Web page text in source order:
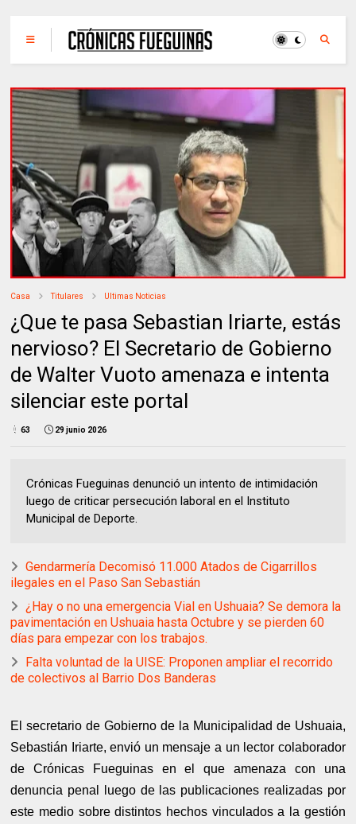
Casa Titulares Ultimas Noticias
¿Que te pasa Sebastian Iriarte, estás
nervioso? El Secretario de Gobierno
de Walter Vuoto amenaza e intenta
silenciar este portal
63 29 junio 2026
Crónicas Fueguinas denunció un intento de intimidación
luego de criticar persecución laboral en el Instituto
Municipal de Deporte.
Gendarmería Decomisó 11.000 Atados de Cigarrillos
ilegales en el Paso San Sebastián
¿Hay o no una emergencia Vial en Ushuaia? Se demora la
pavimentación en Ushuaia hasta Octubre y se pierden 60
días para empezar con los trabajos.
Falta voluntad de la UISE: Proponen ampliar el recorrido
de colectivos al Barrio Dos Banderas
El secretario de Gobierno de la Municipalidad de Ushuaia,
Sebastián Iriarte, envió un mensaje a un lector colaborador
de Crónicas Fueguinas en el que amenaza con una
denuncia penal luego de las publicaciones realizadas por
este medio sobre distintos hechos vinculados a la gestión